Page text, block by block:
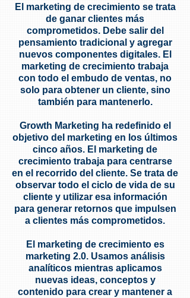
El marketing de crecimiento se trata
de ganar clientes más
comprometidos. Debe salir del
pensamiento tradicional y agregar
nuevos componentes digitales. El
marketing de crecimiento trabaja
con todo el embudo de ventas, no
solo para obtener un cliente, sino
también para mantenerlo.
Growth Marketing ha redefinido el
objetivo del marketing en los últimos
cinco años. El marketing de
crecimiento trabaja para centrarse
en el recorrido del cliente. Se trata de
observar todo el ciclo de vida de su
cliente y utilizar esa información
para generar retornos que impulsen
a clientes más comprometidos.
El marketing de crecimiento es
marketing 2.0. Usamos análisis
analíticos mientras aplicamos
nuevas ideas, conceptos y
contenido para crear y mantener a